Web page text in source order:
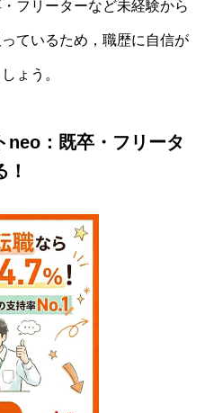
フリーターなど未経験から
ているため，職歴に自信が
ょう。
neo：既卒・フリータ